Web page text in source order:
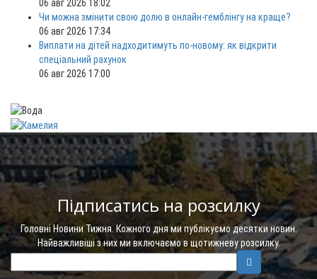
06 авг 2026 18:02
Чи можна змінити свою долю в онлайн-гемблінгу на краще?
06 авг 2026 17:34
Виплати на дітей надходитимуть по-новому: як відкрити
спеціальний рахунок
06 авг 2026 17:00
Підписатись на розсилку
Головні Новини Тижня. Кожного дня ми публікуємо десятки новин.
Найважливіші з них ми включаємо в щотижневу розсилку.